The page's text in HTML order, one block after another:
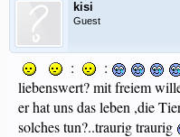
kisi
Guest
: :
liebenswert? mit freiem
er hat uns das leben ,die
solches tun?..traurig traurig